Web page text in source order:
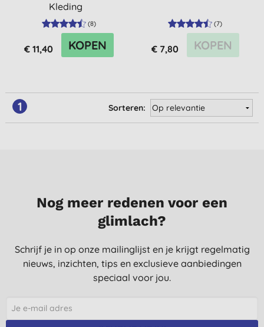
Kleding
(8)
€ 11,40 KOPEN
(7)
€ 7,80 KOPEN
1 Sorteren:
Nog meer redenen voor een
glimlach?
Schrijf je in op onze mailinglijst en je krijgt regelmatig
nieuws, inzichten, tips en exclusieve aanbiedingen
speciaal voor jou.